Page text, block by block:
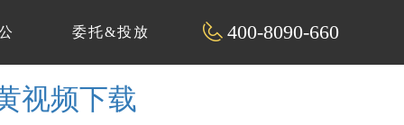
视频下载
400-8090-660
委托&投放